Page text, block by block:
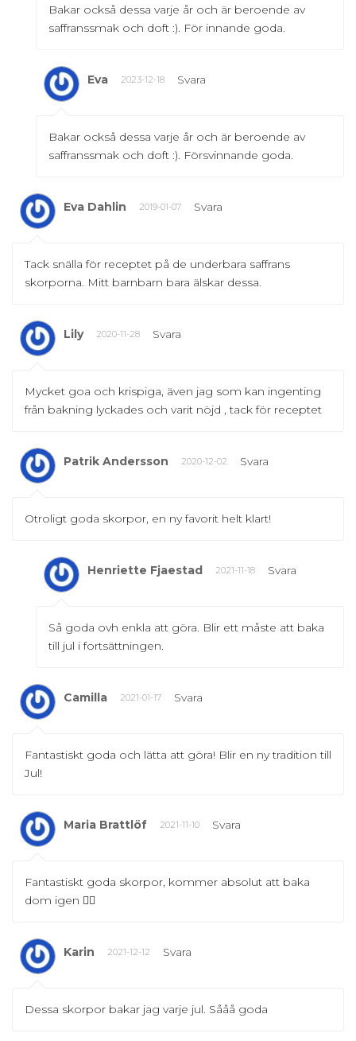
Bakar också dessa varje år och är beroende av
saffranssmak och doft :). För innande goda.
Eva 2023-12-18 Svara
Bakar också dessa varje år och är beroende av
saffranssmak och doft :). Försvinnande goda.
Eva Dahlin 2019-01-07 Svara
Tack snälla för receptet på de underbara saffrans
skorporna. Mitt barnbarn bara älskar dessa.
Lily 2020-11-28 Svara
Mycket goa och krispiga, även jag som kan ingenting
från bakning lyckades och varit nöjd , tack för receptet
Patrik Andersson 2020-12-02 Svara
Otroligt goda skorpor, en ny favorit helt klart!
Henriette Fjaestad 2021-11-18 Svara
Så goda ovh enkla att göra. Blir ett måste att baka
till jul i fortsättningen.
Camilla 2021-01-17 Svara
Fantastiskt goda och lätta att göra! Blir en ny tradition till
Jul!
Maria Brattlöf 2021-11-10 Svara
Fantastiskt goda skorpor, kommer absolut att baka
dom igen 👍🏻
Karin 2021-12-12 Svara
Dessa skorpor bakar jag varje jul. Sååå goda